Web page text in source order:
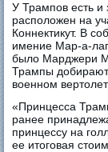
У Трампов есть
расположен на
Коннектикут. В
имение Мар-а-
было Марджери
Трампы
военном
«Принцесса
ранее
принцессу на
ее итоговая